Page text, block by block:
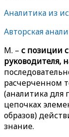
Аналитика из
Авторская
M. – с позиции
руководителя,
расчерченном
(аналитика для
цепочках
образов)
знание.